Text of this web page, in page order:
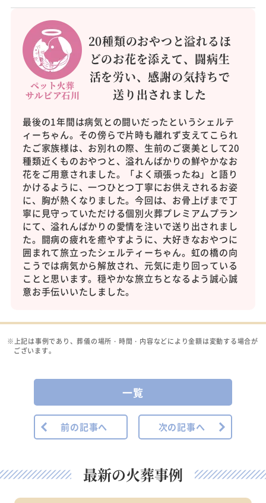
20種類のおやつと溢れるほ
どのお花を添えて、闘病生
活を労い、感謝の気持ちで
送り出されました
最後の1年間は病気との闘いだったというシェルテ
ィーちゃん。その傍らで片時も離れず支えてこられ
たご家族様は、お別れの際、生前のご褒美として20
種類近くものおやつと、溢れんばかりの鮮やかなお
花をご用意されました。「よく頑張ったね」と語り
かけるように、一つひとつ丁寧にお供えされるお姿
に、胸が熱くなりました。今回は、お骨上げまで丁
寧に見守っていただける個別火葬プレミアムプラン
にて、溢れんばかりの愛情を注いで送り出されまし
た。闘病の疲れを癒やすように、大好きなおやつに
囲まれて旅立ったシェルティーちゃん。虹の橋の向
こうでは病気から解放され、元気に走り回っている
ことと思います。穏やかな旅立ちとなるよう誠心誠
意お手伝いいたしました。
※上記は事例であり、葬儀の場所・時間・内容などにより金額は変動する場合が
ございます。
前の記事へ
一覧
次の記事へ
最新の火葬事例